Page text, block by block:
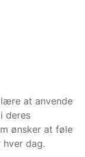
at anvende
deres
ønsker at føle
hver dag.